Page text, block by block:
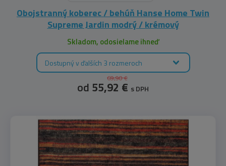
Obojstranný koberec / behúň Hanse Home Twin
Supreme Jardin modrý / krémový
Skladom, odosielame ihneď
Dostupný v ďalších 3 rozmeroch
69,90 €
od 55,92 € s DPH